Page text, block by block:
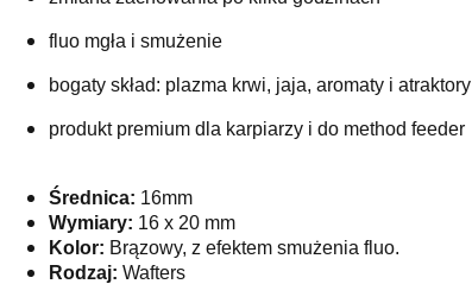
fluo mgła i smużenie
bogaty skład: plazma krwi, jaja, aromaty i atraktory
produkt premium dla karpiarzy i do method feeder
Średnica: 16mm
Wymiary: 16 x 20 mm
Kolor: Brązowy, z efektem smużenia fluo.
Rodzaj: Wafters